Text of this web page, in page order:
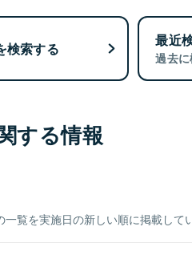
検索する 最近
過去に
する情報
覧を実施日の新しい順に掲載して